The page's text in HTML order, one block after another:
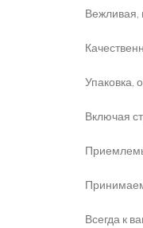
Вежливая,
Упаковка,
Включая
Всегда к